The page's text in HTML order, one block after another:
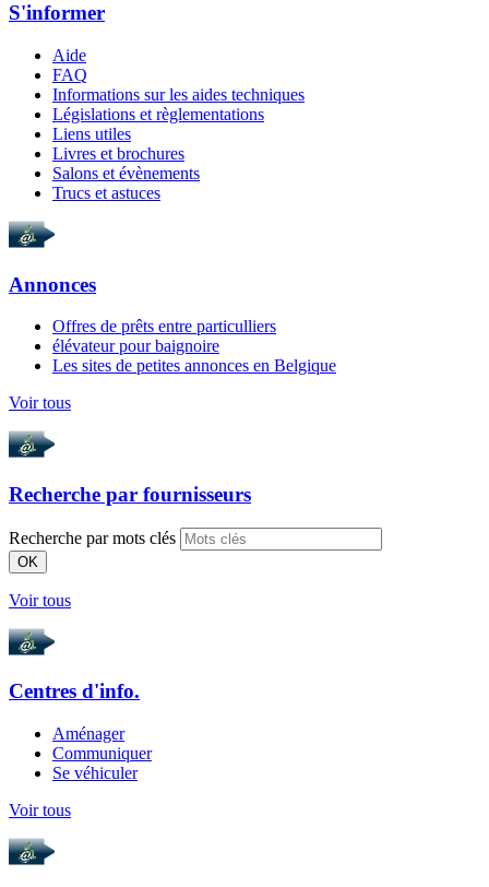
S'informer
Aide
FAQ
Informations sur les aides techniques
Législations et règlementations
Liens utiles
Livres et brochures
Salons et évènements
Trucs et astuces
Annonces
Offres de prêts entre particulliers
élévateur pour baignoire
Les sites de petites annonces en Belgique
Voir tous
Recherche par fournisseurs
Recherche par mots clés
OK
Voir tous
Centres d'info.
Aménager
Communiquer
Se véhiculer
Voir tous